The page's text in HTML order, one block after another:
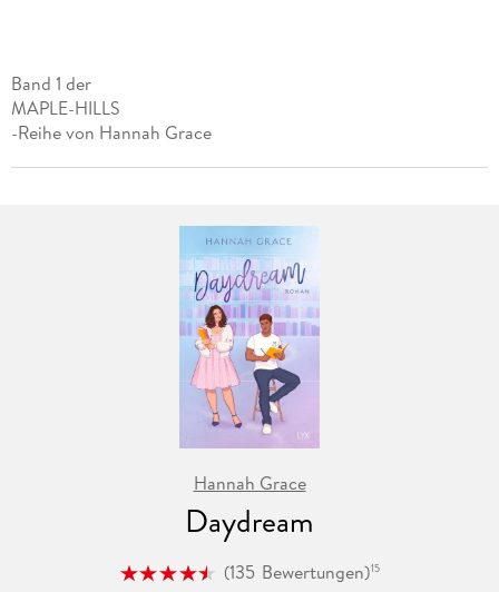
Band 1 der
MAPLE-HILLS
-Reihe von Hannah Grace
Hannah Grace
Daydream
(135 Bewertungen)15